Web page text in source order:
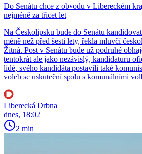
Do Senátu chce z obvodu v Libereckém
nejméně za třicet let
Na Českolipsku bude do Senátu
méně než před šesti lety, řekla mluvčí
Žitná. Post v Senátu bude už podruhé
tentokrát ale jako nezávislý, kandidaturu
lidé, svého kandidáta postavili také
voleb se uskuteční spolu s komunálními
Liberecká Drbna
dnes, 18:02
2 min